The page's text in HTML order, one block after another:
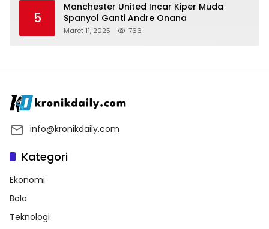
5
Manchester United Incar Kiper Muda
Spanyol Ganti Andre Onana
Maret 11, 2025 766
info@kronikdaily.com
Kategori
Ekonomi
Bola
Teknologi